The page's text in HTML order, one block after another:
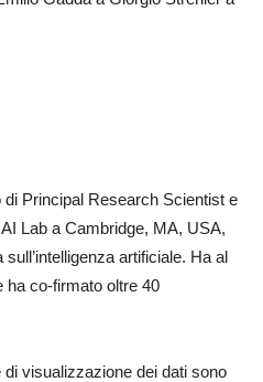
Principal Research Scientist e
Lab a Cambridge, MA, USA,
artificiale. Ha al
ha co-firmato oltre 40
visualizzazione dei dati sono